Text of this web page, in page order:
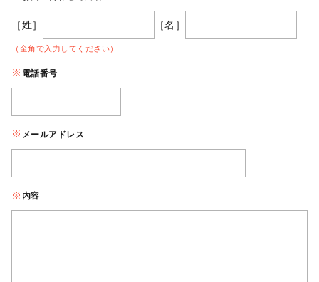
［姓］ ［名］
（全角で入力してください）
電話番号
メールアドレス
内容